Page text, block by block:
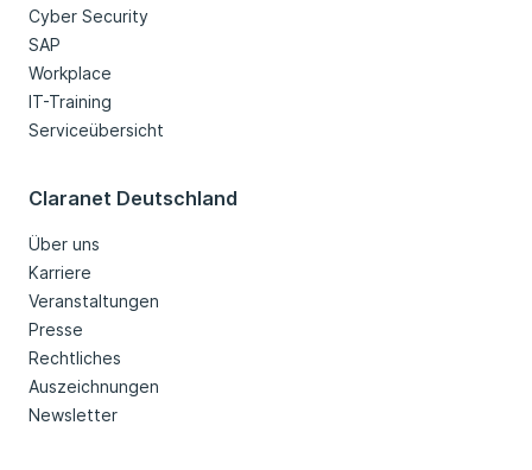
Cyber Security
SAP
Workplace
IT-Training
Serviceübersicht
Claranet Deutschland
Über uns
Karriere
Veranstaltungen
Presse
Rechtliches
Auszeichnungen
Newsletter